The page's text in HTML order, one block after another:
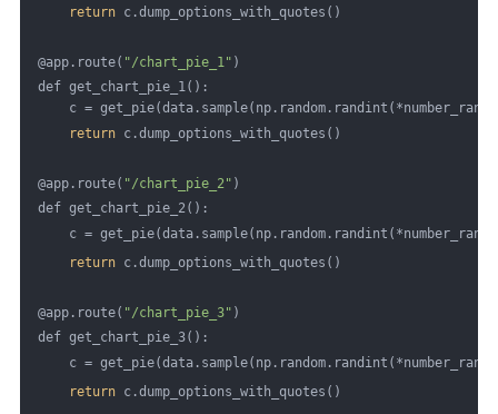
return c.dump_options_with_quotes()
@app.route( "/chart_pie_1" )
def get_chart_pie_1():
c =
return c.dump_options_with_quotes()
@app.route( "/chart_pie_2" )
def get_chart_pie_2():
c =
return c.dump_options_with_quotes()
@app.route( "/chart_pie_3" )
def get_chart_pie_3():
c =
return c.dump_options_with_quotes()